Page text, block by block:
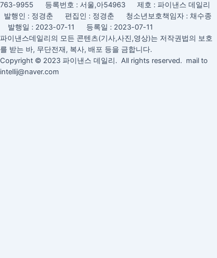
763-9955 등록번호 : 서울,아54963 제호 : 파이낸스 데일리
발행인 : 정경춘 편집인 : 정경춘 청소년보호책임자 : 채수종
발행일 : 2023-07-11 등록일 : 2023-07-11
파이낸스데일리의 모든 콘텐츠(기사,사진,영상)는 저작권법의 보호
를 받는 바, 무단전재, 복사, 배포 등을 금합니다.
Copyright © 2023 파이낸스 데일리. All rights reserved. mail to
intellij@naver.com